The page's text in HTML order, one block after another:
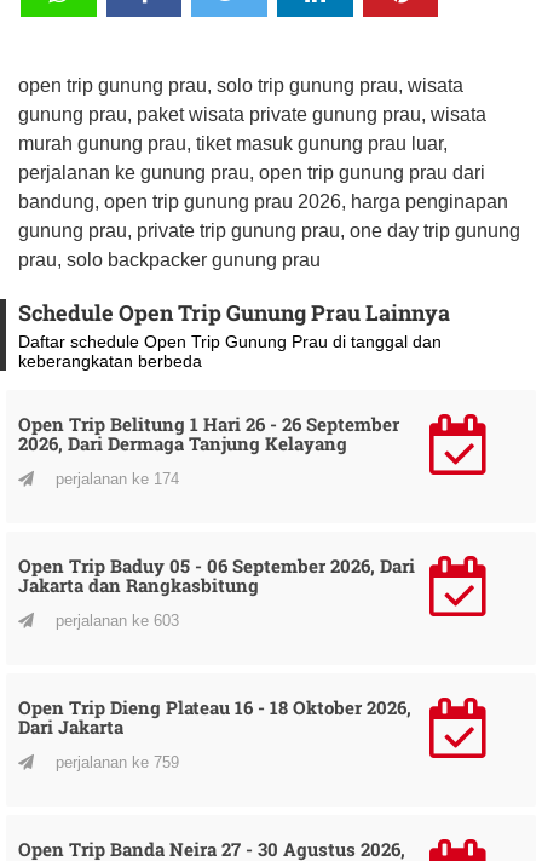
open trip gunung prau, solo trip gunung prau, wisata
gunung prau, paket wisata private gunung prau, wisata
murah gunung prau, tiket masuk gunung prau luar,
perjalanan ke gunung prau, open trip gunung prau dari
bandung, open trip gunung prau 2026, harga penginapan
gunung prau, private trip gunung prau, one day trip gunung
prau, solo backpacker gunung prau
Schedule Open Trip Gunung Prau Lainnya
Daftar schedule Open Trip Gunung Prau di tanggal dan
keberangkatan berbeda
Open Trip Belitung 1 Hari 26 - 26 September
2026, Dari Dermaga Tanjung Kelayang
perjalanan ke 174
Open Trip Baduy 05 - 06 September 2026, Dari
Jakarta dan Rangkasbitung
perjalanan ke 603
Open Trip Dieng Plateau 16 - 18 Oktober 2026,
Dari Jakarta
perjalanan ke 759
Open Trip Banda Neira 27 - 30 Agustus 2026,